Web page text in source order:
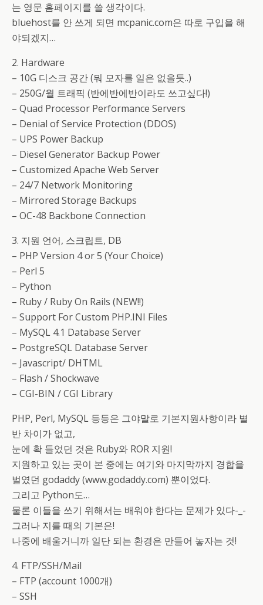
는 영문 홈페이지를 쓸 생각이다.
bluehost를 안 쓰게 되면 mcpanic.com은 따로 구입을 해
야되겠지…
2. Hardware
– 10G 디스크 공간 (뭐 모자를 일은 없을듯..)
– 250G/월 트래픽 (반에반에반이라도 쓰고싶다!)
– Quad Processor Performance Servers
– Denial of Service Protection (DDOS)
– UPS Power Backup
– Diesel Generator Backup Power
– Customized Apache Web Server
– 24/7 Network Monitoring
– Mirrored Storage Backups
– OC-48 Backbone Connection
3. 지원 언어, 스크립트, DB
– PHP Version 4 or 5 (Your Choice)
– Perl 5
– Python
– Ruby / Ruby On Rails (NEW!!)
– Support For Custom PHP.INI Files
– MySQL 4.1 Database Server
– PostgreSQL Database Server
– Javascript/ DHTML
– Flash / Shockwave
– CGI-BIN / CGI Library
PHP, Perl, MySQL 등등은 그야말로 기본지원사항이라 별
반 차이가 없고,
눈에 확 들었던 것은 Ruby와 ROR 지원!
지원하고 있는 곳이 본 중에는 여기와 마지막까지 경합을
벌였던 godaddy (www.godaddy.com) 뿐이었다.
그리고 Python도…
물론 이들을 쓰기 위해서는 배워야 한다는 문제가 있다-_-
그러나 지를 때의 기본은!
나중에 배울거니까 일단 되는 환경은 만들어 놓자는 것!
4. FTP/SSH/Mail
– FTP (account 1000개)
– SSH